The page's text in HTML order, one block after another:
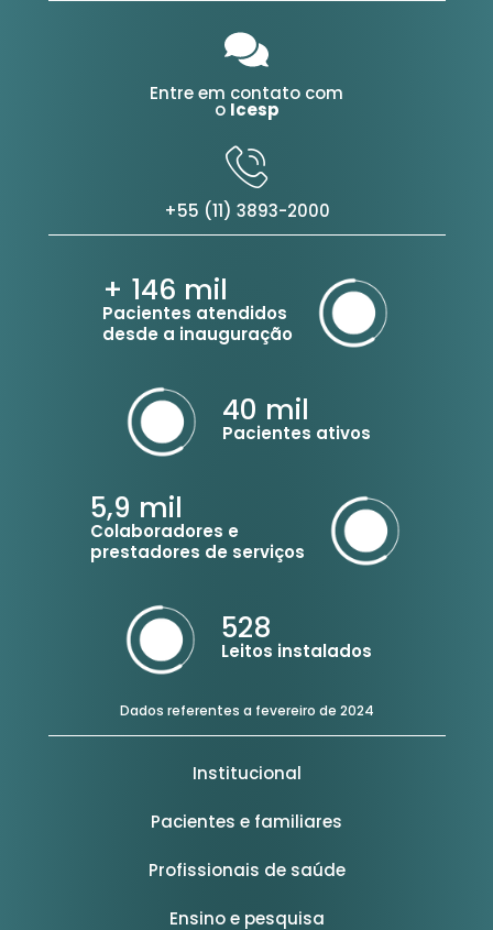
Entre em contato com
o Icesp
+55 (11) 3893-2000
+ 146 mil
Pacientes atendidos
desde a inauguração
40 mil
Pacientes ativos
5,9 mil
Colaboradores e
prestadores de serviços
528
Leitos instalados
Dados referentes a fevereiro de 2024
Institucional
Pacientes e familiares
Profissionais de saúde
Ensino e pesquisa